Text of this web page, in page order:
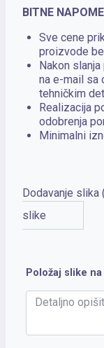
BITNE
Sve cene
proizvode
Nakon
na e-mail sa
tehničkim
Realizacija
odobrenja
Minimalni
Dodavanje slika
slike
Položaj slike